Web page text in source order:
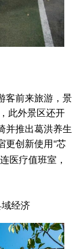
客前来旅游，景
，此外景区还开
并推出葛洪养生
更创新使用 "芯
医疗值班室，
经济